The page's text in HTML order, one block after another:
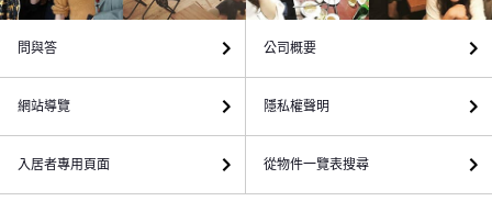
問與答 公司概要
網站導覽 隱私權聲明
入居者專用頁面 從物件一覽表搜尋